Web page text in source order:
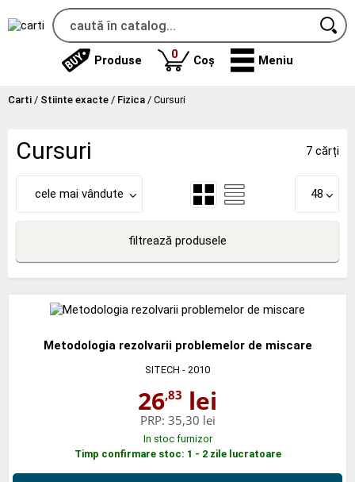
Produse 0produse
Coș Meniu
Carti / Stiinte exacte / Fizica / Cursuri
Cursuri 7 cărți
cele mai vândute 48
filtrează produsele
Metodologia rezolvarii problemelor de miscare
SITECH - 2010
26,83 lei
PRP: 35,30 lei
In stoc furnizor
Timp confirmare stoc: 1 - 2 zile lucratoare